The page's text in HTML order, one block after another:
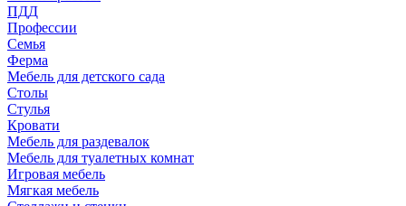
ПДД
Профессии
Семья
Ферма
Мебель для детского сада
Столы
Cтулья
Кровати
Мебель для раздевалок
Мебель для туалетных комнат
Игровая мебель
Мягкая мебель